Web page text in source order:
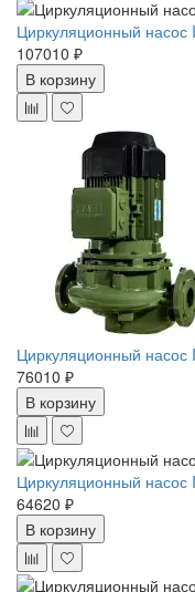
Циркуляционный насос
107010 ₽
В корзину
Циркуляционный насос
76010 ₽
В корзину
Циркуляционный насос
64620 ₽
В корзину